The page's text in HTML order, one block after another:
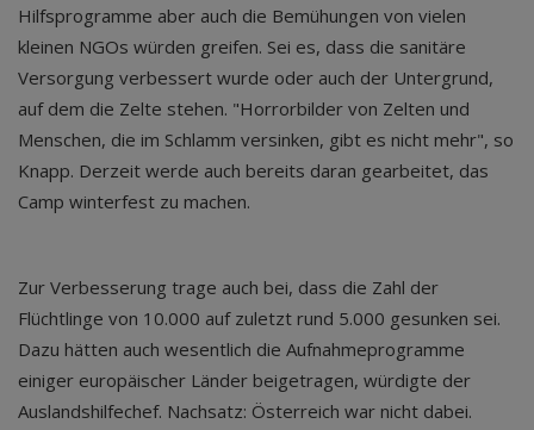
Hilfsprogramme aber auch die Bemühungen von vielen
kleinen NGOs würden greifen. Sei es, dass die sanitäre
Versorgung verbessert wurde oder auch der Untergrund,
auf dem die Zelte stehen. "Horrorbilder von Zelten und
Menschen, die im Schlamm versinken, gibt es nicht mehr", so
Knapp. Derzeit werde auch bereits daran gearbeitet, das
Camp winterfest zu machen.
Zur Verbesserung trage auch bei, dass die Zahl der
Flüchtlinge von 10.000 auf zuletzt rund 5.000 gesunken sei.
Dazu hätten auch wesentlich die Aufnahmeprogramme
einiger europäischer Länder beigetragen, würdigte der
Auslandshilfechef. Nachsatz: Österreich war nicht dabei.